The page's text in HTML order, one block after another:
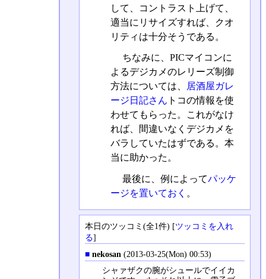
して、コントラスト上げて、
適当にリサイズすれば、クオ
リティは十分そうである。
ちなみに、PICマイコンに
よるデジカメのレリーズ制御
方法については、
居酒屋ガレ
ージ日記さん トコの情報を使
わせてもらった。これがなけ
れば、間違いなくデジカメを
バラしていたはずである。本
当に助かった。
最後に、例によってパッケ
ージを置いておく 。
本日のツッコミ(全1件) [ツッコミを入れ
る]
■ nekosan (2013-03-25(Mon) 00:53)
シャァザクの腕がシュールでイイカ